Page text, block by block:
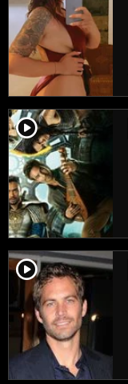
player2
player2